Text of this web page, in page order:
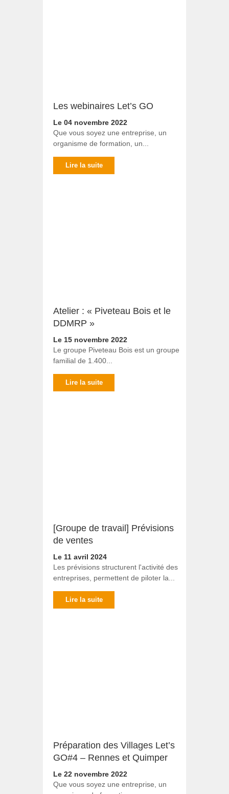
Les webinaires Let’s GO
Le 04 novembre 2022
Que vous soyez une entreprise, un
organisme de formation, un...
Lire la suite
Atelier : « Piveteau Bois et le
DDMRP »
Le 15 novembre 2022
Le groupe Piveteau Bois est un groupe
familial de 1.400...
Lire la suite
[Groupe de travail] Prévisions
de ventes
Le 11 avril 2024
Les prévisions structurent l'activité des
entreprises, permettent de piloter la...
Lire la suite
Préparation des Villages Let’s
GO#4 – Rennes et Quimper
Le 22 novembre 2022
Que vous soyez une entreprise, un